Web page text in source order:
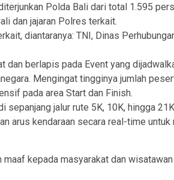
Polda Bali dari total 1.595
dan jajaran Polres terkait.
diantaranya: TNI, Dinas
dan berlapis pada Event yang
Mengingat tingginya jumlah
pada area Start dan Finish.
sepanjang jalur rute 5K, 10K, hingga
arus kendaraan secara real-time
maaf kepada masyarakat dan